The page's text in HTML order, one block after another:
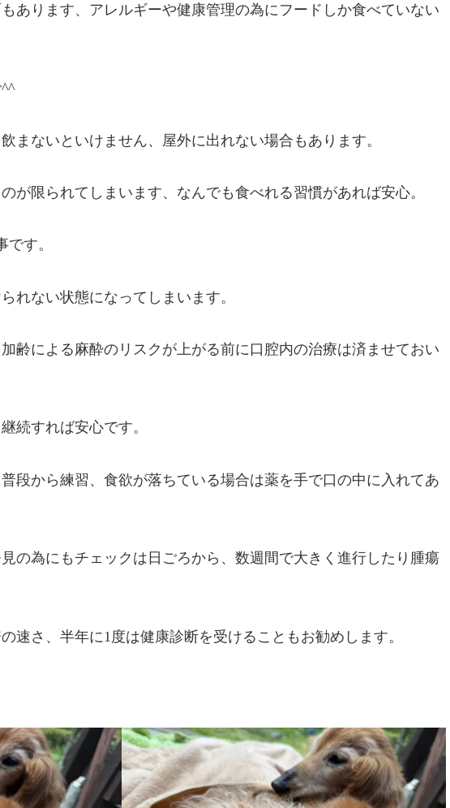
あります、アレルギーや健康管理の為にフードしか食べていない
まないといけません、屋外に出れない場合もあります。
が限られてしまいます、なんでも食べれる習慣があれば安心。
す。
れない状態になってしまいます。
齢による麻酔のリスクが上がる前に口腔内の治療は済ませておい
続すれば安心です。
段から練習、食欲が落ちている場合は薬を手で口の中に入れてあ
の為にもチェックは日ごろから、数週間で大きく進行したり腫瘍
速さ、半年に1度は健康診断を受けることもお勧めします。